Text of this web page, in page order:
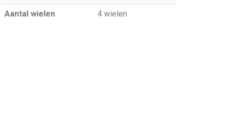
Aantal wielen 4 wielen